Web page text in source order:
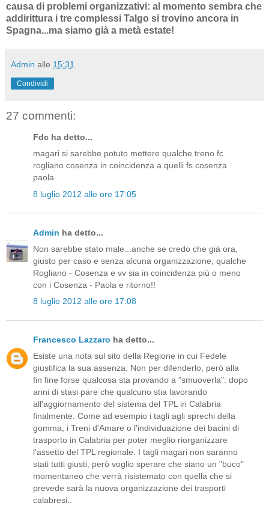
causa di problemi organizzativi: al momento sembra che
addirittura i tre complessi Talgo si trovino ancora in
Spagna...ma siamo già a metà estate!
Admin alle 15:31
Condividi
27 commenti:
Fdc ha detto...
magari si sarebbe potuto mettere qualche treno fc
rogliano cosenza in coincidenza a quelli fs cosenza
paola.
8 luglio 2012 alle ore 17:05
Admin ha detto...
Non sarebbe stato male...anche se credo che già ora,
giusto per caso e senza alcuna organizzazione, qualche
Rogliano - Cosenza e vv sia in coincidenza più o meno
con i Cosenza - Paola e ritorno!!
8 luglio 2012 alle ore 17:08
Francesco Lazzaro ha detto...
Esiste una nota sul sito della Regione in cui Fedele
giustifica la sua assenza. Non per difenderlo, però alla
fin fine forse qualcosa sta provando a "smuoverla": dopo
anni di stasi pare che qualcuno stia lavorando
all'aggiornamento del sistema del TPL in Calabria
finalmente. Come ad esempio i tagli agli sprechi della
gomma, i Treni d'Amare o l'individuazione dei bacini di
trasporto in Calabria per poter meglio riorganizzare
l'assetto del TPL regionale. I tagli magari non saranno
stati tutti giusti, però voglio sperare che siano un "buco"
momentaneo che verrà risistemato con quella che si
prevede sarà la nuova organizzazione dei trasporti
calabresi..